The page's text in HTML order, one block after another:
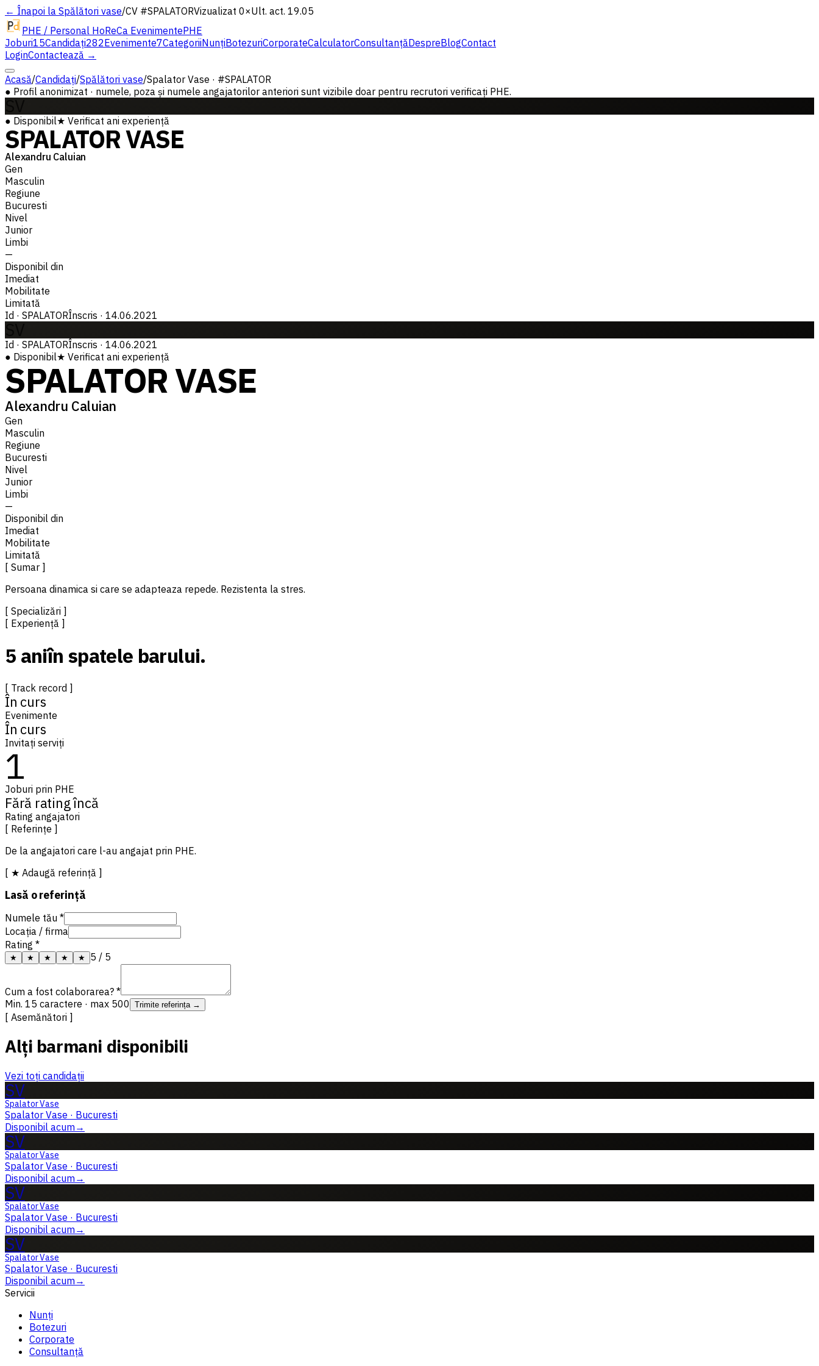
← Înapoi la Spălători vase/CV #SPALATORVizualizat 0×Ult. act. 19.05
PHE / Personal HoReCa EvenimentePHE
Joburi15Candidați282Evenimente7CategoriiNunțiBotezuriCorporateCalculatorConsultanțăDespreBlogContact
LoginContactează →
Acasă/Candidați/Spălători vase/Spalator Vase · #SPALATOR
● Profil anonimizat · numele, poza și numele angajatorilor anteriori sunt vizibile doar pentru recrutori verificați PHE.
● Disponibil★ Verificat ani experiență
SPALATOR VASE
Alexandru Caluian
Gen
Masculin
Regiune
Bucuresti
Nivel
Junior
Limbi
—
Disponibil din
Imediat
Mobilitate
Limitată
Id · SPALATORÎnscris · 14.06.2021
Id · SPALATORÎnscris · 14.06.2021
● Disponibil★ Verificat ani experiență
SPALATOR VASE
Alexandru Caluian
Gen
Masculin
Regiune
Bucuresti
Nivel
Junior
Limbi
—
Disponibil din
Imediat
Mobilitate
Limitată
[ Sumar ]
Persoana dinamica si care se adapteaza repede. Rezistenta la stres.
[ Specializări ]
[ Experiență ]
5 aniîn spatele barului.
[ Track record ]
În curs
Evenimente
În curs
Invitați serviți
1
Joburi prin PHE
Fără rating încă
Rating angajatori
[ Referințe ]
De la angajatori care l-au angajat prin PHE.
[ ★ Adaugă referință ]
Lasă o referință
Numele tău *
Locația / firma
Rating *
★ ★ ★ ★ ★ 5 / 5
Cum a fost colaborarea? *
Min. 15 caractere · max 500
Trimite referința →
[ Asemănători ]
Alți barmani disponibili
Vezi toți candidații
SV
Spalator Vase
Spalator Vase · Bucuresti
Disponibil acum→
SV
Spalator Vase
Spalator Vase · Bucuresti
Disponibil acum→
SV
Spalator Vase
Spalator Vase · Bucuresti
Disponibil acum→
SV
Spalator Vase
Spalator Vase · Bucuresti
Disponibil acum→
Servicii
Nunți
Botezuri
Corporate
Consultanță